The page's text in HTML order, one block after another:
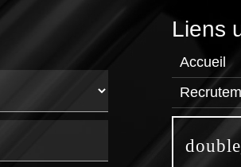
Liens
Accueil